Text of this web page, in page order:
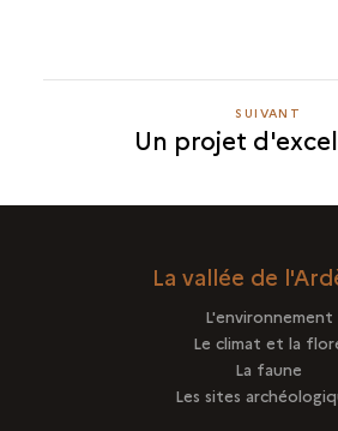
SUIVANT
UN
SUIVANT
Un projet
La vallée de
L'environnement
Le climat et la
La faune
Les sites